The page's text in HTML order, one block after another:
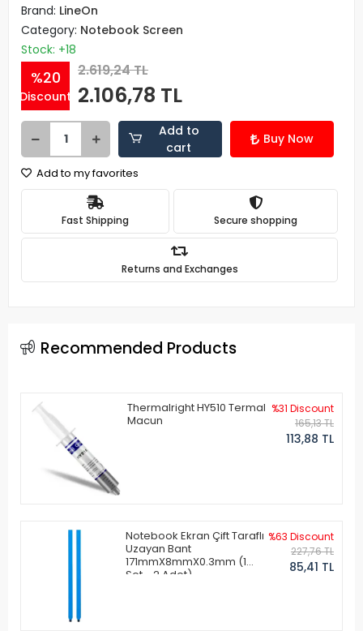
Brand: LineOn
Category: Notebook Screen
Stock: +18
%20
Discount
2.619,24 TL
2.106,78 TL
Add to
cart
Buy Now
Add to my favorites
Fast Shipping Secure shopping
Returns and Exchanges
Recommended Products
Thermalright HY510 Termal
Macun
%31 Discount
165,13 TL
113,88 TL
Notebook Ekran Çift Taraflı
Uzayan Bant
171mmX8mmX0.3mm (1
Set - 2 Adet)
%63 Discount
227,76 TL
85,41 TL